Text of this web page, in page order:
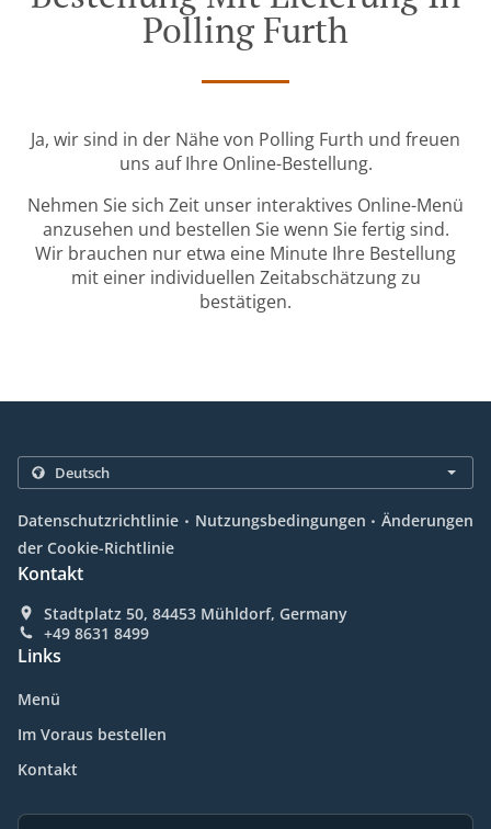
Polling Furth
Ja, wir sind in der Nähe von Polling Furth und freuen
uns auf Ihre Online-Bestellung.
Nehmen Sie sich Zeit unser interaktives Online-Menü
anzusehen und bestellen Sie wenn Sie fertig sind.
Wir brauchen nur etwa eine Minute Ihre Bestellung
mit einer individuellen Zeitabschätzung zu
bestätigen.
Datenschutzrichtlinie . Nutzungsbedingungen . Änderungen
der Cookie-Richtlinie
Kontakt
Stadtplatz 50, 84453 Mühldorf, Germany
+49 8631 8499
Links
Menü
Im Voraus bestellen
Kontakt